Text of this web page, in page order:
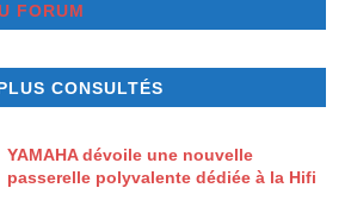
FORUM
CONSULTÉS
YAMAHA dévoile une nouvelle
passerelle polyvalente dédiée à la Hifi